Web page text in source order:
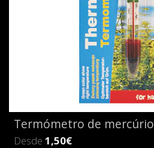
Termómetro de mercúrio
Desde 1,50€